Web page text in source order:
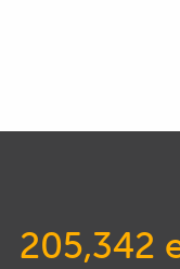
205,342